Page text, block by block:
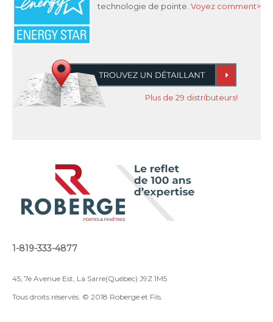
technologie de pointe. Voyez comment>
Plus de 29 distributeurs!
1-819-333-4877
45, 7e Avenue Est, La Sarre(Québec) J9Z 1M5
Tous droits réservés. © 2018 Roberge et Fils.